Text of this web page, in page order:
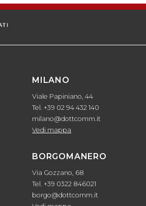
MILANO
Viale Papiniano, 44
Tel. +39 02 94 432 140
milano@dottcomm.it
Vedi mappa
BORGOMANERO
Via Gozzano, 68
Tel. +39 0322 846021
borgo@dottcomm.it